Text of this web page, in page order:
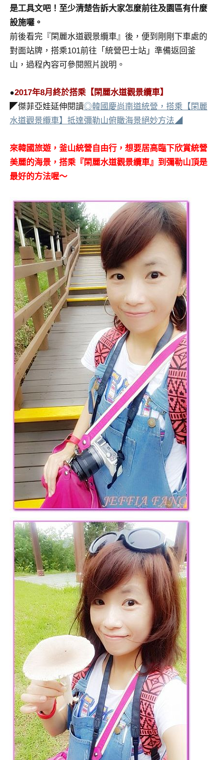
對
象。
★
是工具文吧！至少清楚告訴大家怎麼前往及園區有什麼
設施囉。
前後看完『閑麗水道觀景纜車』後，便到剛剛下車處的
對面站牌，搭乘101前往「統營巴士站」準備返回釜
山，過程內容可參閱照片說明。
●2017年8月終於搭乘【閑麗水道觀景纜車】
◤傑菲亞娃延伸閱讀◎韓國慶尚南道統營，搭乘【閑麗
水道觀景纜車】抵達彌勒山俯瞰海景絕妙方法◢
來韓國旅遊，釜山統營自由行，想要居高臨下欣賞統營
美麗的海景，搭乘『閑麗水道觀景纜車』到彌勒山頂是
最好的方法喔～